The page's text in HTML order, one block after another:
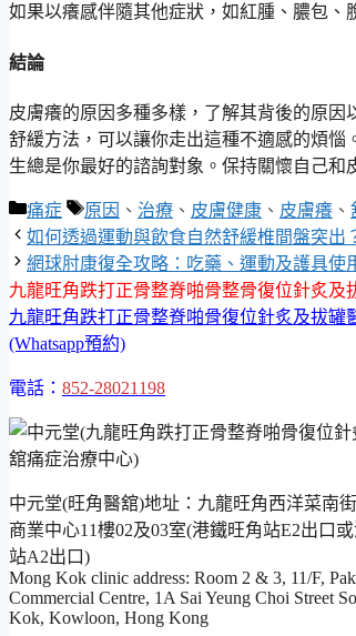
如果以癢感伴隨其他症狀，如紅腫、膿包、
結論
皮膚癢的原因多種多樣，了解其背後的原
舒緩方法，可以讓你走出這種不適感的煩
生總是你最好的諮詢對象。保持關懷自己和
分
類
痛症
標
籤
原因 、 治療 、 皮膚健康 、 皮膚癢 、
如何透過運動與飲食自然舒緩椎間盤突出
網球肘康復全攻略：吃藥、運動及護具使
九龍旺角跌打正骨整脊啪骨整骨復位針炙及
九龍旺角跌打正骨整脊啪骨復位針炙及拔罐
(Whatsapp預約)
電話： 852-28021198
中元堂(旺角醫舘)地址：九龍旺角西洋菜南
商業中心11樓02及03室(港鐵旺角站E2出口
站A2出口)
Mong Kok clinic address: Room 2 & 3, 11/F,
Commercial Centre, 1A Sai Yeung Choi Street
Kok, Kowloon, Hong Kong